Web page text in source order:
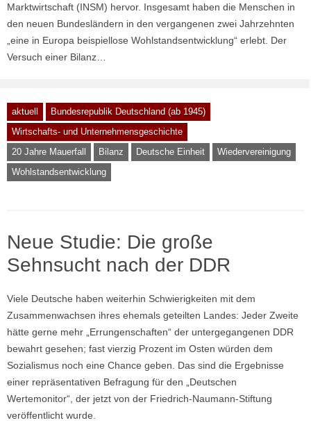
Marktwirtschaft (INSM) hervor. Insgesamt haben die Menschen in
den neuen Bundesländern in den vergangenen zwei Jahrzehnten
„eine in Europa beispiellose Wohlstandsentwicklung“ erlebt. Der
Versuch einer Bilanz…
aktuell
Bundesrepublik Deutschland (ab 1945)
Wirtschafts- und Unternehmensgeschichte
20 Jahre Mauerfall
Bilanz Deutsche Einheit
Wiedervereinigung
Wohlstandsentwicklung
Neue Studie: Die große
Sehnsucht nach der DDR
Viele Deutsche haben weiterhin Schwierigkeiten mit dem
Zusammenwachsen ihres ehemals geteilten Landes: Jeder Zweite
hätte gerne mehr „Errungenschaften“ der untergegangenen DDR
bewahrt gesehen; fast vierzig Prozent im Osten würden dem
Sozialismus noch eine Chance geben. Das sind die Ergebnisse
einer repräsentativen Befragung für den „Deutschen
Wertemonitor“, der jetzt von der Friedrich-Naumann-Stiftung
veröffentlicht wurde.